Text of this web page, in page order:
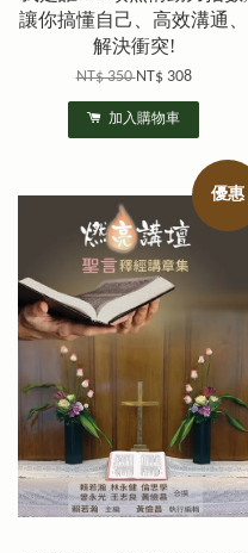
讓你搞懂自己、高效溝通、
解決衝突!
NT$ 350NT$ 308
加入購物車
優惠